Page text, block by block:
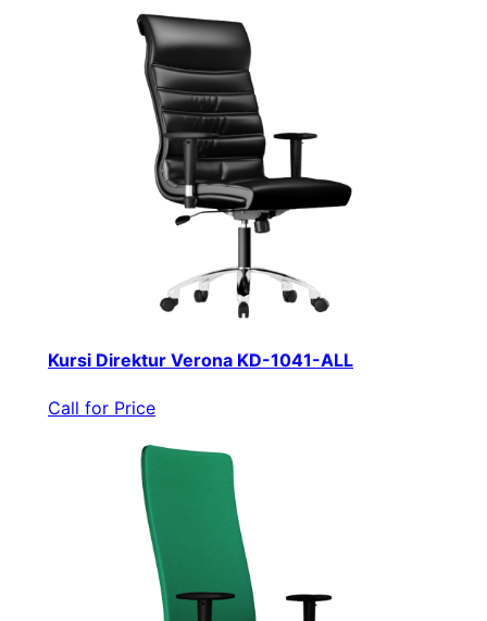
Kursi Direktur Verona KD-1041-ALL
Call for Price